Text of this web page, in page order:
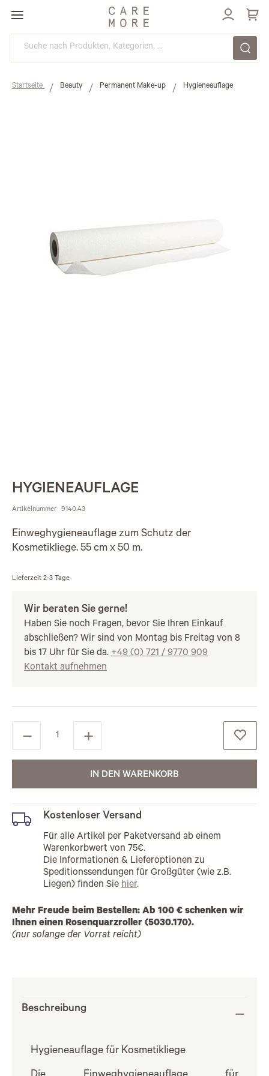
Direkt
zum
Inhalt
Startseite Beauty Permanent Make-up Hygieneauflage
HYGIENEAUFLAGE
Artikelnummer 9140.43
Einweghygieneauflage zum Schutz der
Kosmetikliege. 55 cm x 50 m.
Lieferzeit 2-3 Tage
Wir beraten Sie gerne!
Haben Sie noch Fragen, bevor Sie Ihren Einkauf
abschließen? Wir sind von Montag bis Freitag von 8
bis 17 Uhr für Sie da. +49 (0) 721 / 9770 909
Kontakt aufnehmen
IN DEN WARENKORB
Kostenloser Versand
Für alle Artikel per Paketversand ab einem
Warenkorbwert von 75€.
Die Informationen & Lieferoptionen zu
Speditionssendungen für Großgüter (wie z.B.
Liegen) finden Sie hier.
Mehr Freude beim Bestellen: Ab 100 € schenken wir
Ihnen einen Rosenquarzroller (5030.170).
(nur solange der Vorrat reicht)
Beschreibung
Hygieneauflage für Kosmetikliege